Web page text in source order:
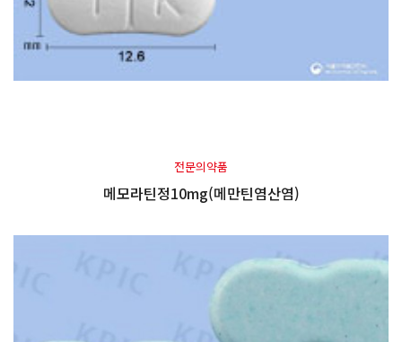
전문의약품
메모라틴정10mg(메만틴염산염)